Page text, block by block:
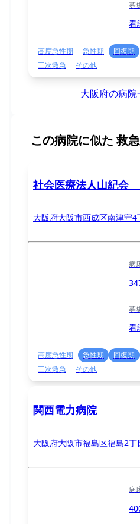
募
看
高度急性期 急性期 回復期
三次救急
その他
大阪府の病院
この病院に似た 救
社会医療法人山紀会
大阪府大阪市西成区南津守
病
募
看
高度急性期 急性期 回復期
三次救急
その他
関西電力病院
大阪府大阪市福島区福島2丁
病